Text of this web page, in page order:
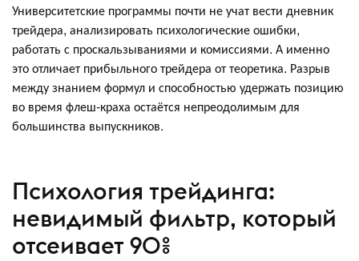
Университетские программы почти не учат вести дневник
трейдера, анализировать психологические ошибки,
работать с проскальзываниями и комиссиями. А именно
это отличает прибыльного трейдера от теоретика. Разрыв
между знанием формул и способностью удержать позицию
во время флеш‑краха остаётся непреодолимым для
большинства выпускников.
Психология трейдинга:
невидимый фильтр, который
отсеивает 90%